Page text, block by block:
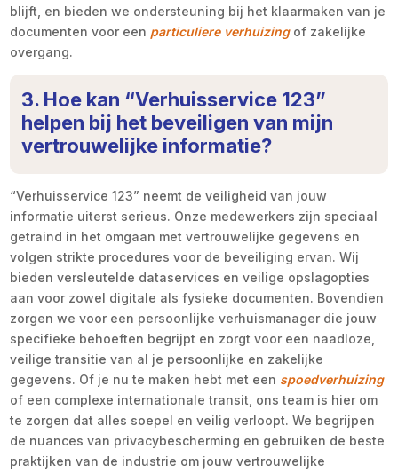
blijft, en bieden we ondersteuning bij het klaarmaken van je
documenten voor een particuliere verhuizingof zakelijke
overgang.
3. Hoe kan “Verhuisservice 123”
helpen bij het beveiligen van mijn
vertrouwelijke informatie?
“Verhuisservice 123” neemt de veiligheid van jouw
informatie uiterst serieus. Onze medewerkers zijn speciaal
getraind in het omgaan met vertrouwelijke gegevens en
volgen strikte procedures voor de beveiliging ervan. Wij
bieden versleutelde dataservices en veilige opslagopties
aan voor zowel digitale als fysieke documenten. Bovendien
zorgen we voor een persoonlijke verhuismanager die jouw
specifieke behoeften begrijpt en zorgt voor een naadloze,
veilige transitie van al je persoonlijke en zakelijke
gegevens. Of je nu te maken hebt met een spoedverhuizing
of een complexe internationale transit, ons team is hier om
te zorgen dat alles soepel en veilig verloopt. We begrijpen
de nuances van privacybescherming en gebruiken de beste
praktijken van de industrie om jouw vertrouwelijke